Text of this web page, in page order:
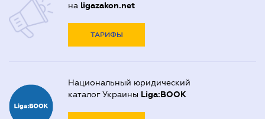
на ligazakon.net
ТАРИФЫ
Национальный юридический
каталог Украины Liga:BOOK